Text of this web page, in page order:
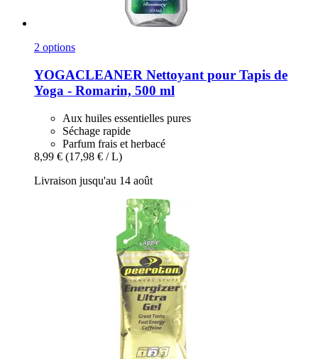
2 options
YOGACLEANER Nettoyant pour Tapis de
Yoga -​ Romarin, 500 ml
Aux huiles essentielles pures
Séchage rapide
Parfum frais et herbacé
8,99 € (17,98 € / L)
Livraison jusqu'au 14 août